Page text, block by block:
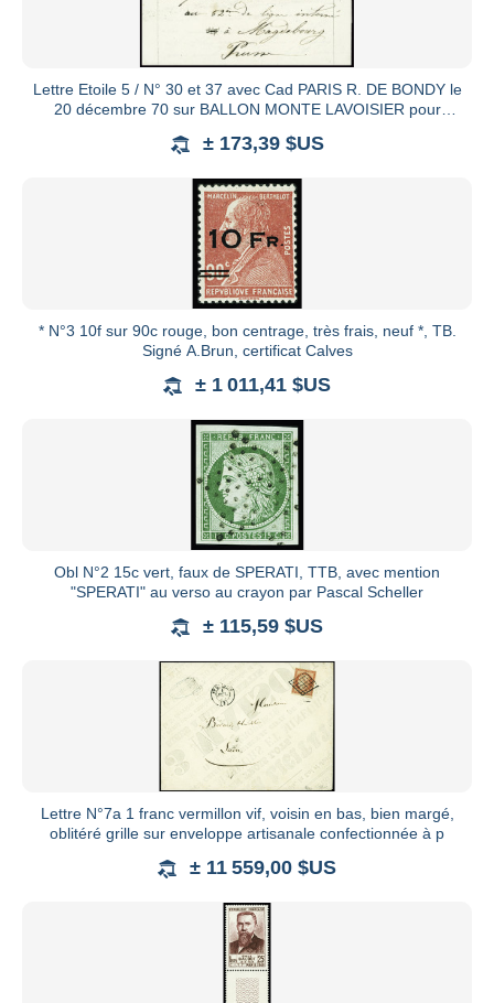
Lettre Etoile 5 / N° 30 et 37 avec Cad PARIS R. DE BONDY le
20 décembre 70 sur BALLON MONTE LAVOISIER pour
± 173,39 $US
* N°3 10f sur 90c rouge, bon centrage, très frais, neuf *, TB.
Signé A.Brun, certificat Calves
± 1 011,41 $US
Obl N°2 15c vert, faux de SPERATI, TTB, avec mention
"SPERATI" au verso au crayon par Pascal Scheller
± 115,59 $US
Lettre N°7a 1 franc vermillon vif, voisin en bas, bien margé,
oblitéré grille sur enveloppe artisanale confectionnée à p
± 11 559,00 $US